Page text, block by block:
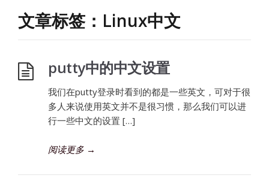
文章标签：Linux中文
putty中的中文设置
我们在putty登录时看到的都是一些英文，可对于很
多人来说使用英文并不是很习惯，那么我们可以进
行一些中文的设置 […]
阅读更多 →